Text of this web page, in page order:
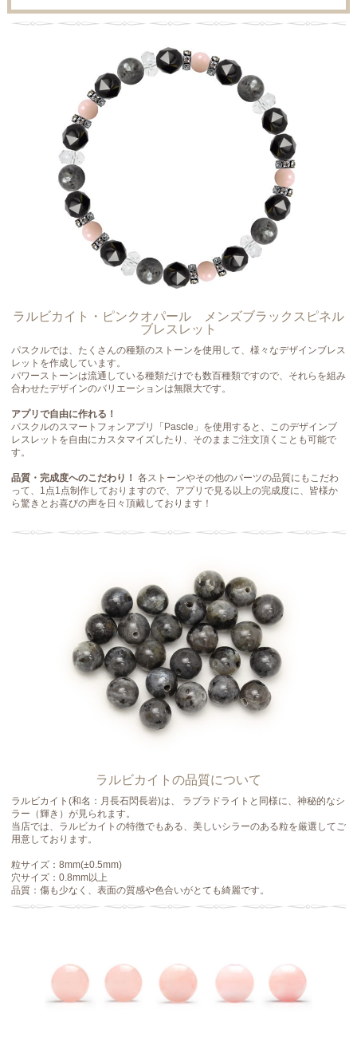
ラルビカイト・ピンクオパール メンズブラックスピネル
ブレスレット
パスクルでは、たくさんの種類のストーンを使用して、様々なデザインブレス
レットを作成しています。
パワーストーンは流通している種類だけでも数百種類ですので、それらを組み
合わせたデザインのバリエーションは無限大です。
アプリで自由に作れる！
パスクルのスマートフォンアプリ「Pascle」を使用すると、このデザインブ
レスレットを自由にカスタマイズしたり、そのままご注文頂くことも可能で
す。
品質・完成度へのこだわり！ 各ストーンやその他のパーツの品質にもこだわ
って、1点1点制作しておりますので、アプリで見る以上の完成度に、皆様か
ら驚きとお喜びの声を日々頂戴しております！
ラルビカイトの品質について
ラルビカイト(和名：月長石閃長岩)は、 ラブラドライトと同様に、神秘的なシ
ラー（輝き）が見られます。
当店では、ラルビカイトの特徴でもある、美しいシラーのある粒を厳選してご
用意しております。
粒サイズ：8mm(±0.5mm)
穴サイズ：0.8mm以上
品質：傷も少なく、表面の質感や色合いがとても綺麗です。